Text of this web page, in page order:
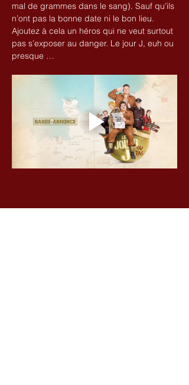
mal de grammes dans le sang). Sauf qu’ils
n’ont pas la bonne date ni le bon lieu.
Ajoutez à cela un héros qui ne veut surtout
pas s’exposer au danger. Le jour J, euh ou
presque …